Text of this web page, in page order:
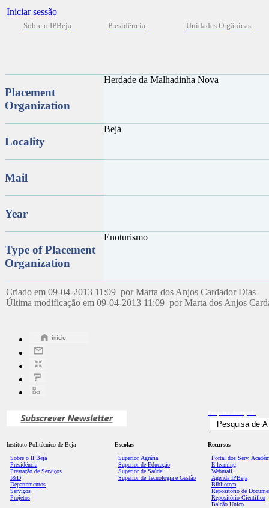
Iniciar sessão
Sobre o IPBeja Presidência Unidades Orgânicas
Placement
Organization
Herdade da Malhadinha Nova
Locality
Beja
Mail
Year
Type of Placement
Organization
Enoturismo
Criado em 09-04-2013 11:09 por Marta dos Anjos Cardador Dias
Última modificação em 09-04-2013 11:09 por Marta dos Anjos
Instituto Politécnico de Beja
Sobre o IPBeja
Presidência
Prestação de Serviços
I&D
Departamentos
Serviços
Projetos
Escolas
Superior Agrária
Superior de Educação
Superior de Saúde
Superior de Tecnologia e Gestão
Recursos
Portal dos Serv.
E-learning
Webmail
Agenda IPBeja
Biblioteca
Repositório de
Repositório Científico
Balcão Único